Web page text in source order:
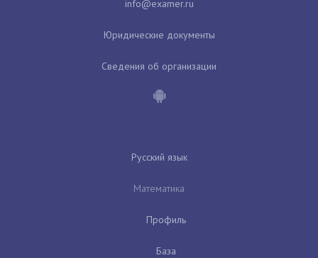
Юридические документы
Сведения об организации
Русский язык
Математика
Профиль
База